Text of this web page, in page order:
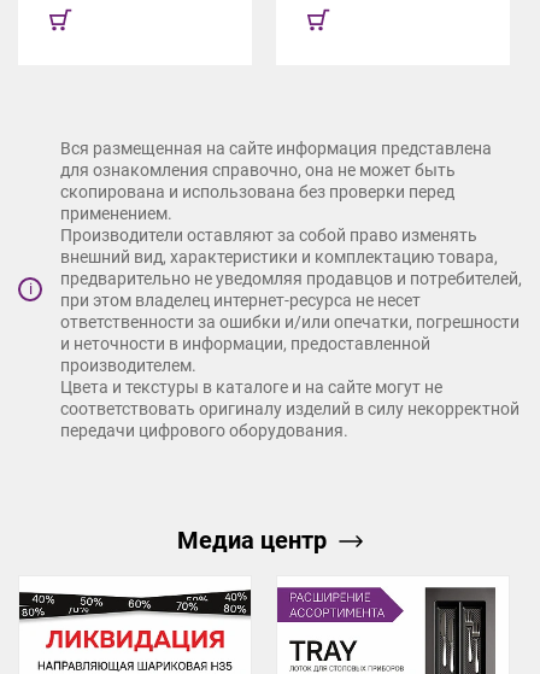
i
Вся размещенная на сайте информация представлена
для ознакомления справочно, она не может быть
скопирована и использована без проверки перед
применением.
Производители оставляют за собой право изменять
внешний вид, характеристики и комплектацию товара,
предварительно не уведомляя продавцов и потребителей,
при этом владелец интернет-ресурса не несет
ответственности за ошибки и/или опечатки, погрешности
и неточности в информации, предоставленной
производителем.
Цвета и текстуры в каталоге и на сайте могут не
соответствовать оригиналу изделий в силу некорректной
передачи цифрового оборудования.
Медиа центр